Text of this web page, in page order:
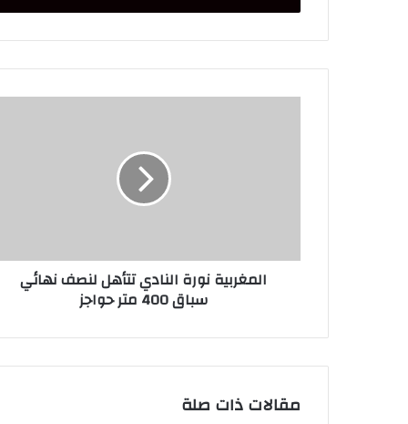
متر
المغربية نورة النادي تتأهل لنصف نهائي
سباق 400 متر حواجز
مقالات ذات صلة